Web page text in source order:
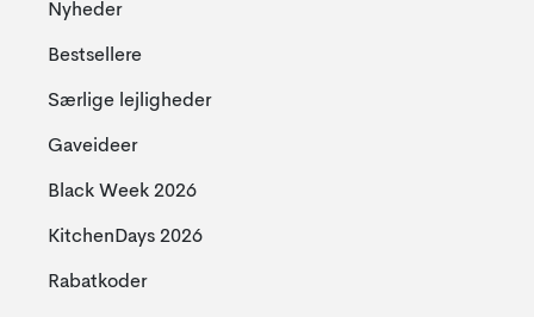
Nyheder
Bestsellere
Særlige lejligheder
Gaveideer
Black Week 2026
KitchenDays 2026
Rabatkoder